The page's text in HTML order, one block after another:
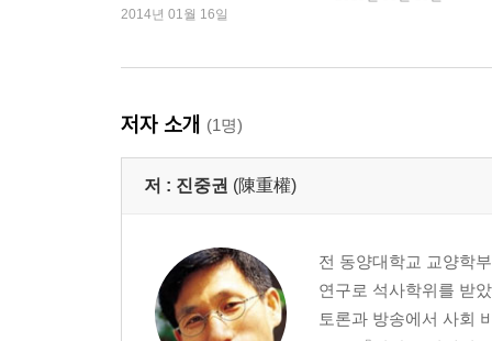
다’’
2014년 01월 16일
저자 소개 (1명)
저 : 진중권 (陳重權)
전 동양대학교 교양학
연구로 석사학위를 받
토론과 방송에서 사회